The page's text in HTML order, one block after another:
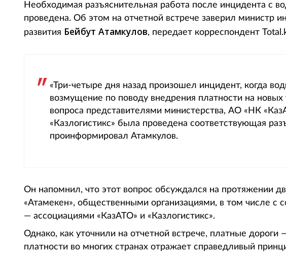
Необходимая разъяснительная работа после инцидента с
проведена. Об этом на отчетной встрече заверил министр
развития Бейбут Атамкулов, передает корреспондент
«Три-четыре дня назад произошел инцидент, когда
возмущение по поводу внедрения платности на
вопроса представителями министерства, АО «НК
«Казлогистикс» была проведена соответствующая
проинформировал Атамкулов.
Он напомнил, что этот вопрос обсуждался на протяжении
«Атамекен», общественными организациями, в том числе с
— ассоциациями «КазАТО» и «Казлогистикс».
Однако, как уточнили на отчетной встрече, платные
платности во многих странах отражает справедливый